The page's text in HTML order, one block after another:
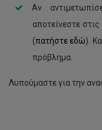
Αν
αποτείνεστε
(πατήστε εδώ).
πρόβλημα.
Λυπούμαστε για την